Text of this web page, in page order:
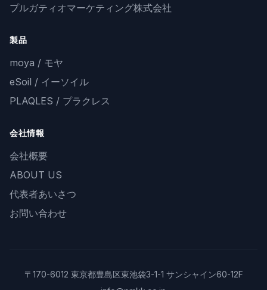
プルガティオマーケティング株式会社
製品
moya / モヤ
eSoil / イーソイル
PLAQLES / プラクレス
会社情報
会社概要
ABOUT US
代表者あいさつ
お問い合わせ
〒170-6012 東京都豊島区東池袋3-1-1 サンシャイン60-12F